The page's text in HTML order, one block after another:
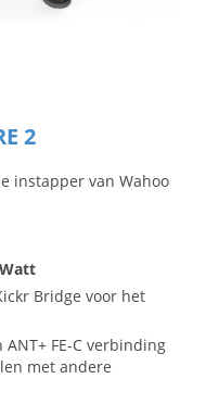
2
instapper van Wahoo
Bridge voor het
FE-C verbinding
met andere